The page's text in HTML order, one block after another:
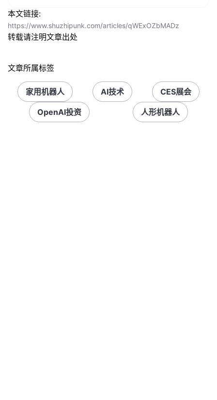
本文链接:
https://www.shuzhipunk.com/articles/qWExOZbMADz
转载请注明文章出处
文章所属标签
家用机器人 AI技术 CES展会
OpenAI投资 人形机器人